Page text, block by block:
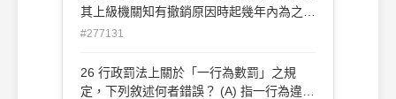
其上級機關知有撤銷原因時起幾年內為之？
(A)三(B)五(C)四(D)二
#277131
26 行政罰法上關於「一行為數罰」之規
定，下列敘述何者錯誤？ (A) 指一行為違反